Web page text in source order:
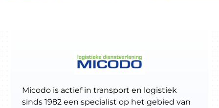
Bestemmingen
Micodo is actief in transport en logistiek
sinds 1982 een specialist op het gebied van